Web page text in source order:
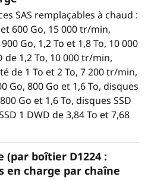
pris en charge par
contient 24 baies de
à chaud prenant en
durs et SSD. Ainsi, vous
de 192 unités/384
incluent des disques
min et des disques SSD
grande capacité.
SAS remplaçables à chaud :
600 Go, 15 000 tr/min,
Go, 1,2 To et 1,8 To, 10 000
1,2 To, 10 000 tr/min,
de 1 To et 2 To, 7 200 tr/min,
Go, 800 Go et 1,6 To, disques
Go et 1,6 To, disques SSD
1 DWD de 3,84 To et 7,68
(par boîtier D1224 :
en charge par chaîne